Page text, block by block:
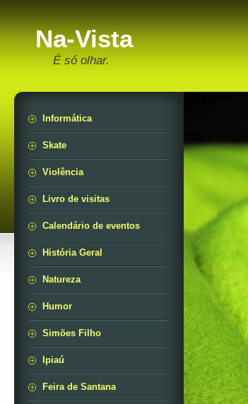
Na-Vista
É só olhar.
Informática
Skate
Violência
Livro de visitas
Calendário de eventos
História Geral
Natureza
Humor
Simões Filho
Ipiaú
Feira de Santana